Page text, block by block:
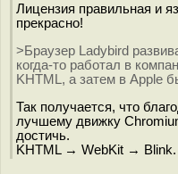
Лицензия правильная и
прекрасно!
>Браузер Ladybird
когда-то работал в
KHTML, а затем в Apple
Так получается, что
лучшему движку
достичь.
KHTML → WebKit → Blink.